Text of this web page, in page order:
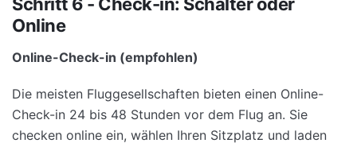
Schritt 6 - Check-in: Schalter oder
Online
Online-Check-in (empfohlen)
Die meisten Fluggesellschaften bieten einen Online-
Check-in 24 bis 48 Stunden vor dem Flug an. Sie
checken online ein, wählen Ihren Sitzplatz und laden